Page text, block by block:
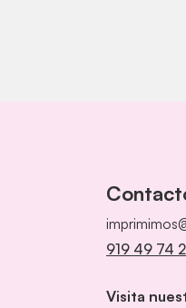
919 49 74
Visita